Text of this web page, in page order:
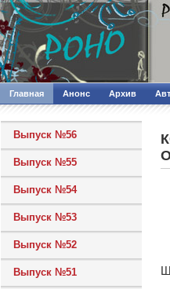
Главная Анонс Архив
Выпуск №56
Выпуск №55
Выпуск №54
Выпуск №53
Выпуск №52
Выпуск №51